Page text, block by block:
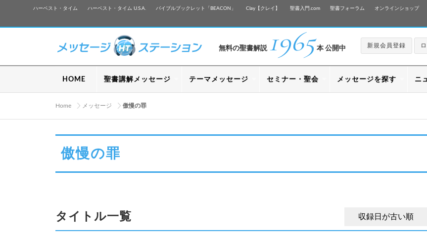
ハーベスト・タイム ハーベスト・タイム U.S.A. バイブルブックレット「BEACON」 Clay【クレイ】 聖書入門.com 聖書フォーラム オンラインショップ
無料の聖書解説 1965 本 公開中 新規会員登録
HOME 聖書講解メッセージ テーマメッセージ セミナー・聖会 メッセージを探す ニ
Home メッセージ 傲慢の罪
傲慢の罪
タイトル一覧